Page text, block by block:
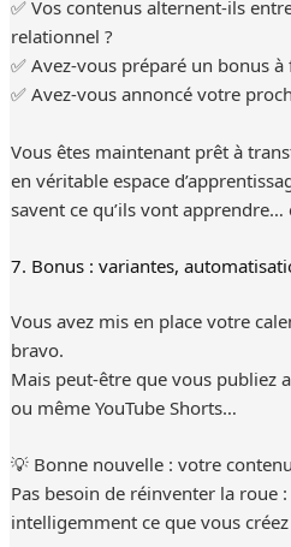
✅ Vos contenus alternent-ils
relationnel ?
✅ Avez-vous préparé un bonus
✅ Avez-vous annoncé votre
Vous êtes maintenant prêt à
en véritable espace
savent ce qu’ils vont
7. Bonus : variantes,
Vous avez mis en place votre
bravo.
Mais peut-être que vous publiez
ou même YouTube Shorts…
💡 Bonne nouvelle : votre
Pas besoin de réinventer la roue
intelligemment ce que vous